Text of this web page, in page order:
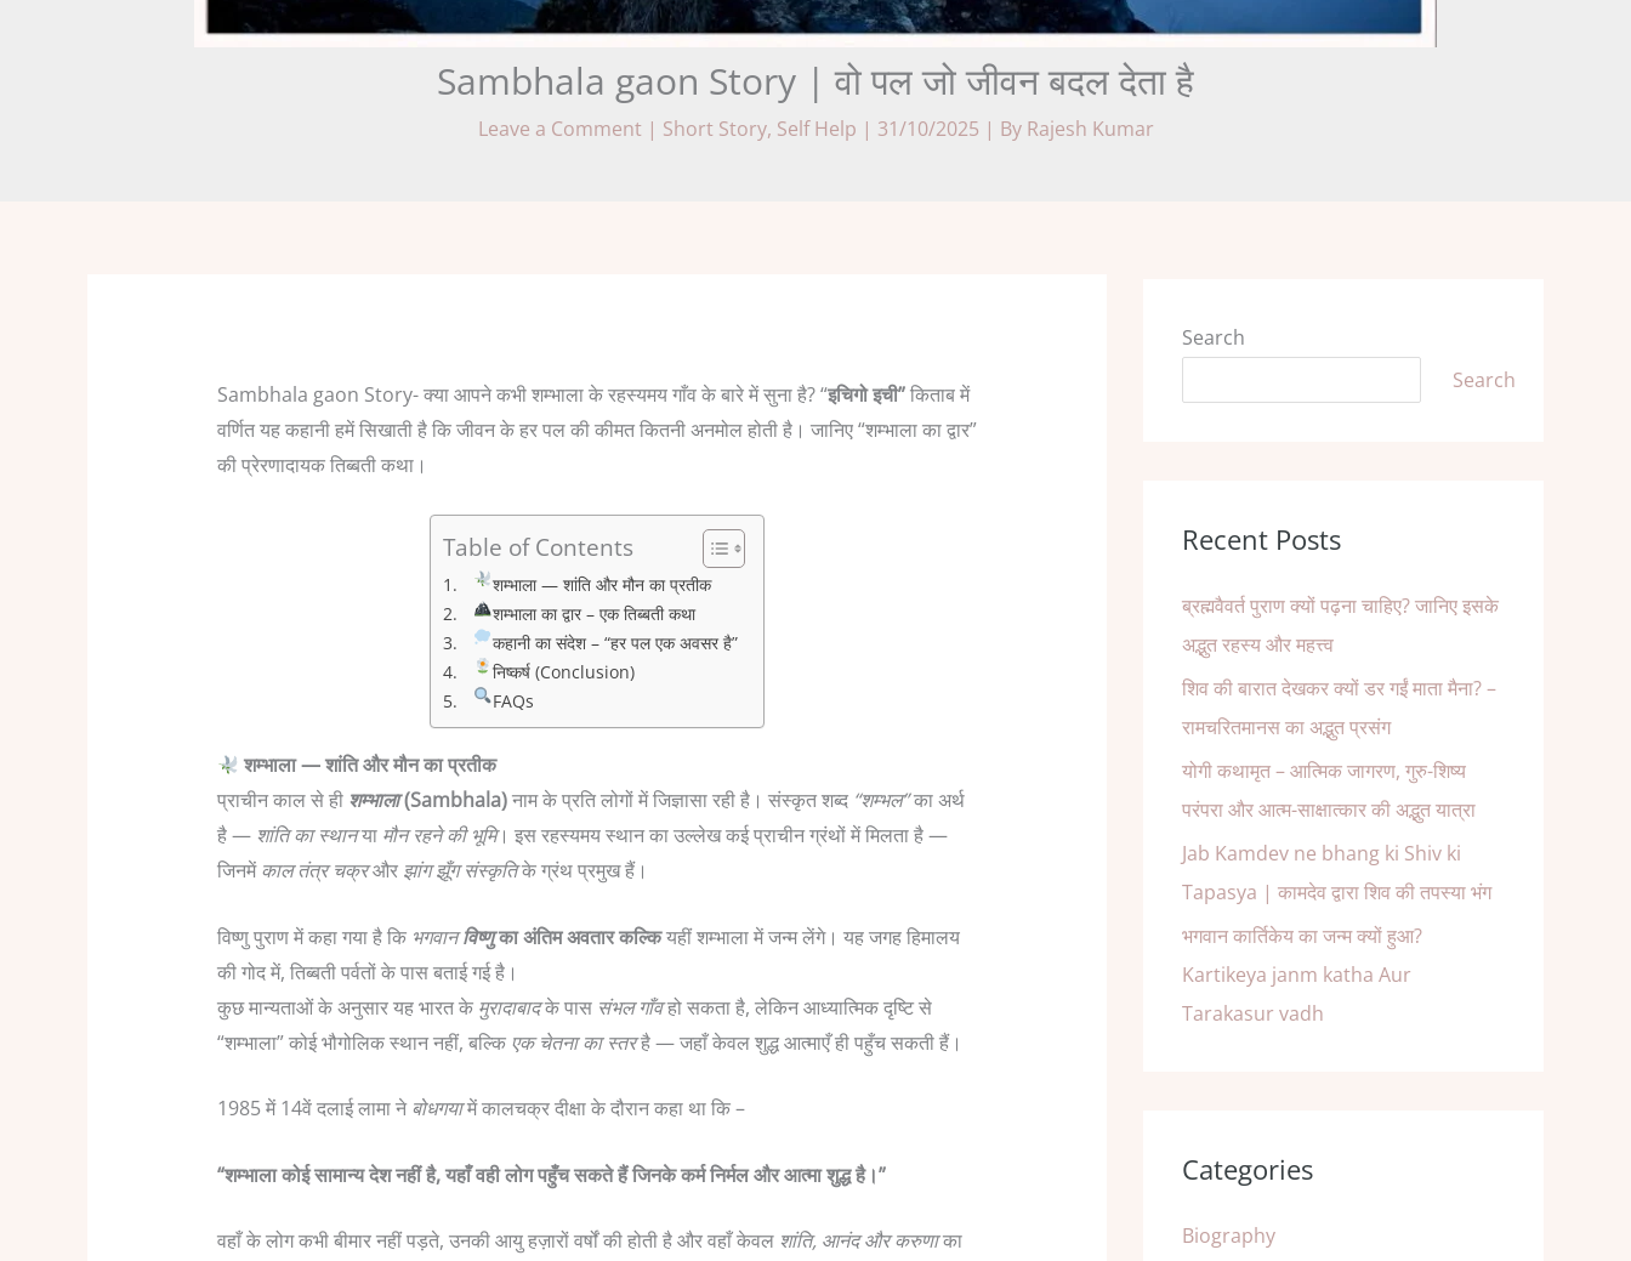
Sambhala gaon Story | वो पल जो जीवन बदल देता है
Leave a Comment | Short Story, Self Help | 31/10/2025 | By Rajesh Kumar
Sambhala gaon Story-क्या आपने कभी शम्भाला के रहस्यमय गाँव के बारे में सुना है? “इचिगो इची”किताब में
वर्णित यह कहानी हमें सिखाती है कि जीवन के हर पल की कीमत कितनी अनमोल होती है। जानिए “शम्भाला का द्वार”
की प्रेरणादायक तिब्बती कथा।
Table of Contents
शम्भाला — शांति और मौन का प्रतीक
शम्भाला का द्वार – एक तिब्बती कथा
कहानी का संदेश – “हर पल एक अवसर है”
निष्कर्ष (Conclusion)
FAQs
शम्भाला — शांति और मौन का प्रतीक
प्राचीन काल से ही शम्भाला(Sambhala)नाम के प्रति लोगों में जिज्ञासा रही है। संस्कृत शब्द “शम्भल”का अर्थ
है — शांति का स्थानया मौन रहने की भूमि। इस रहस्यमय स्थान का उल्लेख कई प्राचीन ग्रंथों में मिलता है —
जिनमेंकाल तंत्र चक्रऔर झांग झूँग संस्कृतिके ग्रंथ प्रमुख हैं।
विष्णु पुराण में कहा गया है कि भगवानविष्णुका अंतिम अवतार कल्कियहीं शम्भाला में जन्म लेंगे। यह जगह हिमालय
की गोद में, तिब्बती पर्वतों के पास बताई गई है।
कुछ मान्यताओं के अनुसार यह भारत के मुरादाबादके पास संभल गाँवहो सकता है, लेकिन आध्यात्मिक दृष्टि से
“शम्भाला” कोई भौगोलिक स्थान नहीं, बल्कि एक चेतना का स्तरहै — जहाँ केवल शुद्ध आत्माएँ ही पहुँच सकती हैं।
1985 में 14वें दलाई लामा ने बोधगयामें कालचक्र दीक्षा के दौरान कहा था कि –
“शम्भाला कोई सामान्य देश नहीं है, यहाँ वही लोग पहुँच सकते हैं जिनके कर्म निर्मल और आत्मा शुद्ध है।”
वहाँ के लोग कभी बीमार नहीं पड़ते, उनकी आयु हज़ारों वर्षों की होती है और वहाँ केवल शांति, आनंद और करुणाका
Search
Search
Recent Posts
ब्रह्मवैवर्त पुराण क्यों पढ़ना चाहिए? जानिए इसके
अद्भुत रहस्य और महत्त्व
शिव की बारात देखकर क्यों डर गईं माता मैना? –
रामचरितमानस का अद्भुत प्रसंग
योगी कथामृत – आत्मिक जागरण, गुरु-शिष्य
परंपरा और आत्म-साक्षात्कार की अद्भुत यात्रा
Jab Kamdev ne bhang ki Shiv ki
Tapasya | कामदेव द्वारा शिव की तपस्या भंग
भगवान कार्तिकेय का जन्म क्यों हुआ?
Kartikeya janm katha Aur
Tarakasur vadh
Categories
Biography